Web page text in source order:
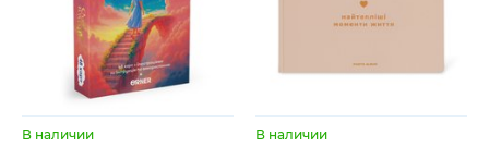
В наличии В наличии